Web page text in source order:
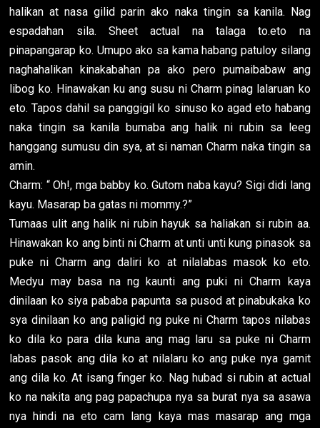
halikan at nasa gilid parin ako naka tingin sa kanila. Nag
espadahan sila. Sheet actual na talaga to.eto na
pinapangarap ko. Umupo ako sa kama habang patuloy silang
naghahalikan kinakabahan pa ako pero pumaibabaw ang
libog ko. Hinawakan ku ang susu ni Charm pinag lalaruan ko
eto. Tapos dahil sa panggigil ko sinuso ko agad eto habang
naka tingin sa kanila bumaba ang halik ni rubin sa leeg
hanggang sumusu din sya, at si naman Charm naka tingin sa
amin.
Charm: “ Oh!, mga babby ko. Gutom naba kayu? Sigi didi lang
kayu. Masarap ba gatas ni mommy.?”
Tumaas ulit ang halik ni rubin hayuk sa haliakan si rubin aa.
Hinawakan ko ang binti ni Charm at unti unti kung pinasok sa
puke ni Charm ang daliri ko at nilalabas masok ko eto.
Medyu may basa na ng kaunti ang puki ni Charm kaya
dinilaan ko siya pababa papunta sa pusod at pinabukaka ko
sya dinilaan ko ang paligid ng puke ni Charm tapos nilabas
ko dila ko para dila kuna ang mag laru sa puke ni Charm
labas pasok ang dila ko at nilalaru ko ang puke nya gamit
ang dila ko. At isang finger ko. Nag hubad si rubin at actual
ko na nakita ang pag papachupa nya sa burat nya sa asawa
nya hindi na eto cam lang kaya mas masarap ang mga